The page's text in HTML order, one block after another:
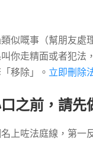
似嘅事（幫朋友處
叫你走精面或者犯
移除」。 立即刪除
之前，請先
上咗法庭線，第一